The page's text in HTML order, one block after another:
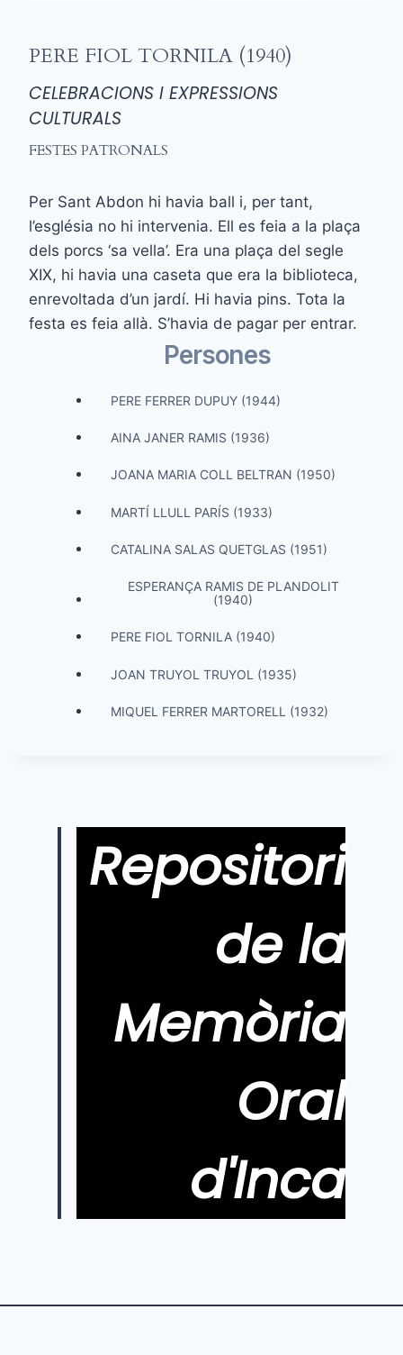
PERE FIOL TORNILA (1940)
CELEBRACIONS I EXPRESSIONS
CULTURALS
FESTES PATRONALS
Per Sant Abdon hi havia ball i, per tant,
l’església no hi intervenia. Ell es feia a la plaça
dels porcs ‘sa vella’. Era una plaça del segle
XIX, hi havia una caseta que era la biblioteca,
enrevoltada d’un jardí. Hi havia pins. Tota la
festa es feia allà. S’havia de pagar per entrar.
Persones
PERE FERRER DUPUY (1944)
AINA JANER RAMIS (1936)
JOANA MARIA COLL BELTRAN (1950)
MARTÍ LLULL PARÍS (1933)
CATALINA SALAS QUETGLAS (1951)
ESPERANÇA RAMIS DE PLANDOLIT
(1940)
PERE FIOL TORNILA (1940)
JOAN TRUYOL TRUYOL (1935)
MIQUEL FERRER MARTORELL (1932)
Repositori
de la
Memòria
Oral
d'Inca